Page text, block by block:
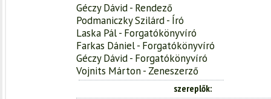
Géczy Dávid - Rendező
Podmaniczky Szilárd - Író
Laska Pál - Forgatókönyvíró
Farkas Dániel - Forgatókönyvíró
Géczy Dávid - Forgatókönyvíró
Vojnits Márton - Zeneszerző
szereplők